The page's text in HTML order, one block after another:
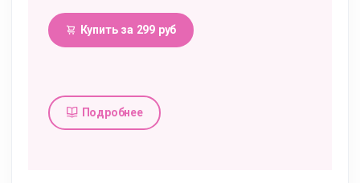
Купить за 299 руб
Подробнее